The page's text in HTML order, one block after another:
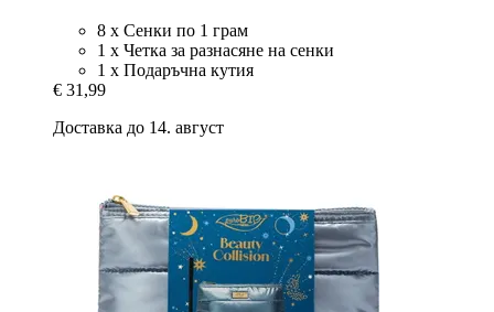
8 х Сенки по 1 грам
1 х Четка за разнасяне на сенки
1 х Подаръчна кутия
€ 31,99
Доставка до 14. август